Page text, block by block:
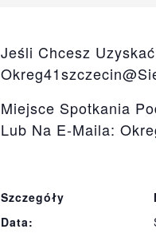
Jeśli Chcesz
Miejsce Spotkania
Lub Na E-Maila:
Szczegóły
Data: